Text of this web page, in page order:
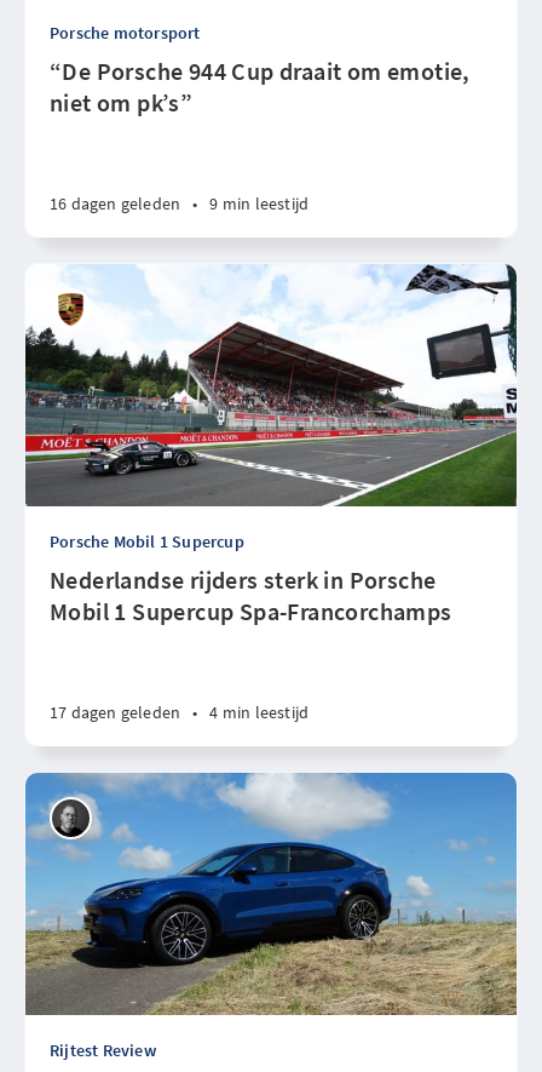
Porsche motorsport
“De Porsche 944 Cup draait om emotie,
niet om pk’s”
16 dagen geleden • 9 min leestijd
Porsche Mobil 1 Supercup
Nederlandse rijders sterk in Porsche
Mobil 1 Supercup Spa-Francorchamps
17 dagen geleden • 4 min leestijd
Rijtest Review